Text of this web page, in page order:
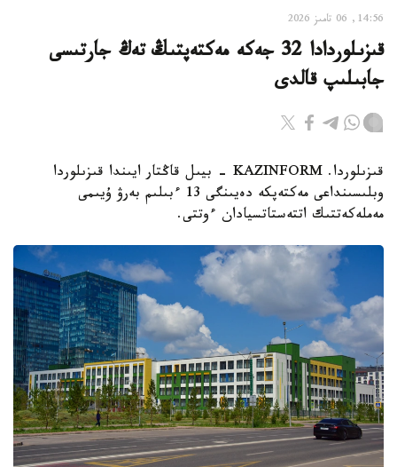
14:56, 06 تامىز 2026
قىزىلوردادا 32 جەكە مەكتەپتىڭ تەڭ جارتىسى
جابىلىپ قالدى
قىزىلوردا. KAZINFORM - بيىل قاڭتار ايىندا قىزىلوردا
وبلىسىنداعى مەكتەپكە دەيىنگى 13 ءبىلىم بەرۋ ۇيىمى
مەملەكەتتىك اتتەستاتسيادان ءوتتى.